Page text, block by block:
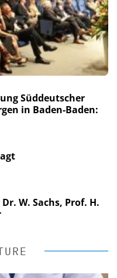
Süddeutscher
in Baden-Baden:
W. Sachs, Prof. H.